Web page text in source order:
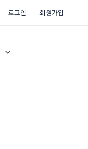
로그인 회원가입